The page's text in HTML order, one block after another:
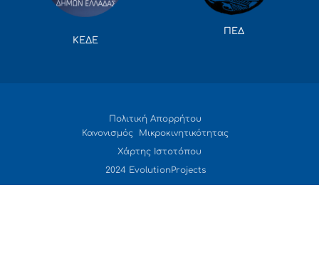
ΚΕΔΕ
ΠΕΔ
Πολιτική Απορρήτου
Κανονισμός Μικροκινητικότητας
Χάρτης Ιστοτόπου
2024 EvolutionProjects